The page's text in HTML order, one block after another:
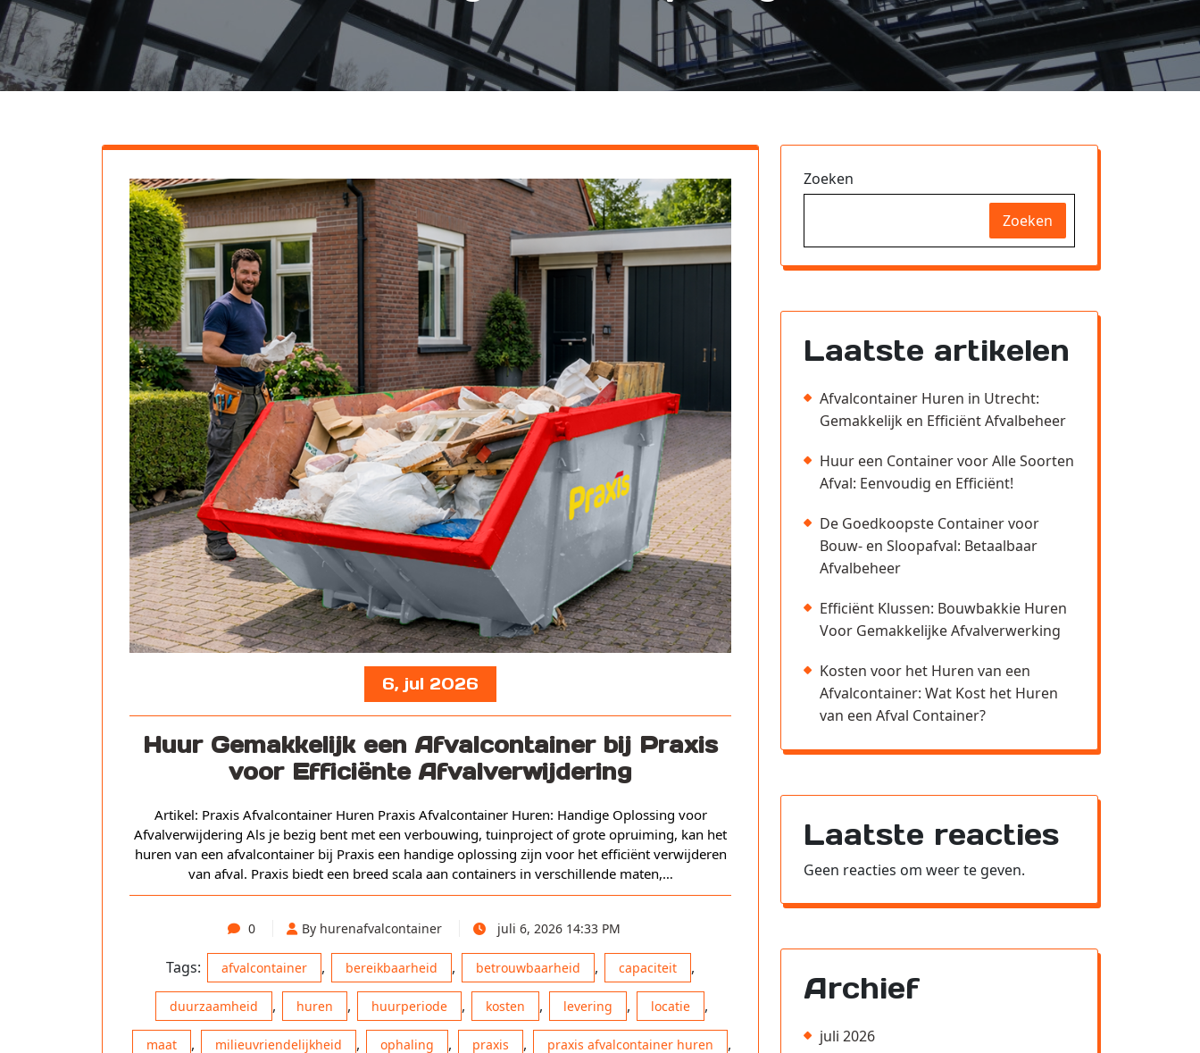
6, jul 2026
Huur Gemakkelijk een Afvalcontainer bij Praxis
voor Efficiënte Afvalverwijdering
Artikel: Praxis Afvalcontainer Huren Praxis Afvalcontainer Huren: Handige Oplossing voor
Afvalverwijdering Als je bezig bent met een verbouwing, tuinproject of grote opruiming, kan het
huren van een afvalcontainer bij Praxis een handige oplossing zijn voor het efficiënt verwijderen
van afval. Praxis biedt een breed scala aan containers in verschillende maten,…
0 By hurenafvalcontainer juli 6, 2026 14:33 PM
Tags: afvalcontainer , bereikbaarheid , betrouwbaarheid , capaciteit ,
duurzaamheid , huren , huurperiode , kosten , levering , locatie ,
maat , milieuvriendelijkheid , ophaling , praxis , praxis afvalcontainer huren ,
Zoeken
Zoeken
Laatste artikelen
Afvalcontainer Huren in Utrecht:
Gemakkelijk en Efficiënt Afvalbeheer
Huur een Container voor Alle Soorten
Afval: Eenvoudig en Efficiënt!
De Goedkoopste Container voor
Bouw- en Sloopafval: Betaalbaar
Afvalbeheer
Efficiënt Klussen: Bouwbakkie Huren
Voor Gemakkelijke Afvalverwerking
Kosten voor het Huren van een
Afvalcontainer: Wat Kost het Huren
van een Afval Container?
Laatste reacties
Geen reacties om weer te geven.
Archief
juli 2026